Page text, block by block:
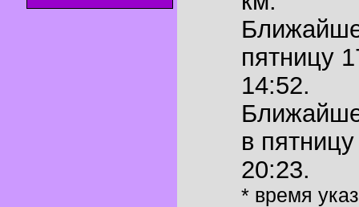
пятницу
14:52.
в
20:23.
* время